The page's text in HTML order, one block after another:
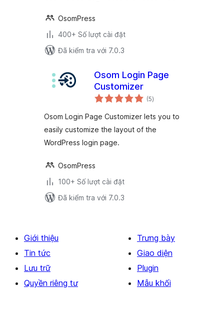
OsomPress
400+ Số lượt cài đặt
Đã kiểm tra với 7.0.3
Osom Login Page
Customizer
(5tổng
đánh
)
Osom Login Page Customizer lets you to
easily customize the layout of the
WordPress login page.
OsomPress
100+ Số lượt cài đặt
Đã kiểm tra với 7.0.3
Giới thiệu
Tin tức
Lưu trữ
Quyền riêng tư
Trưng bày
Giao diện
Plugin
Mẫu khối